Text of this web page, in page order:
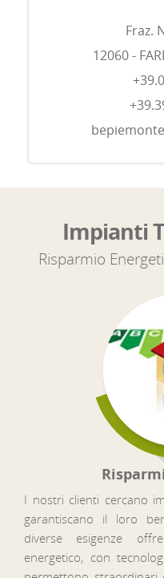
Fraz.
12060 -
Impianti
Risparmio
I nostri clienti cercano
garantiscano il loro
diverse esigenze
energetico, con